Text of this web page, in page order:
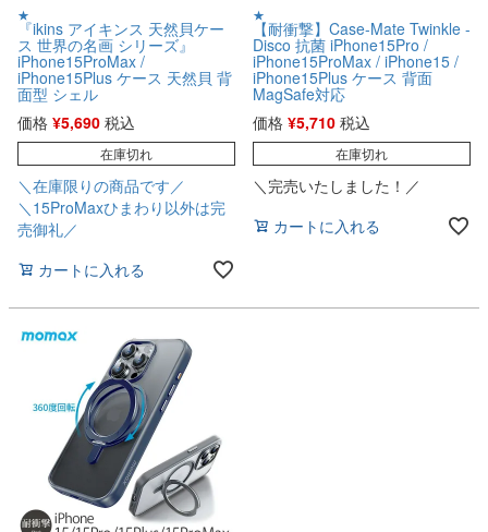
★
『ikins アイキンス 天然貝ケー
ス 世界の名画 シリーズ』
iPhone15ProMax /
iPhone15Plus ケース 天然貝 背
面型 シェル
価格 ¥5,690 税込
在庫切れ
＼在庫限りの商品です／
＼15ProMaxひまわり以外は完
売御礼／
カートに入れる
★
【耐衝撃】Case-Mate Twinkle -
Disco 抗菌 iPhone15Pro /
iPhone15ProMax / iPhone15 /
iPhone15Plus ケース 背面
MagSafe対応
価格 ¥5,710 税込
在庫切れ
＼完売いたしました！／
カートに入れる